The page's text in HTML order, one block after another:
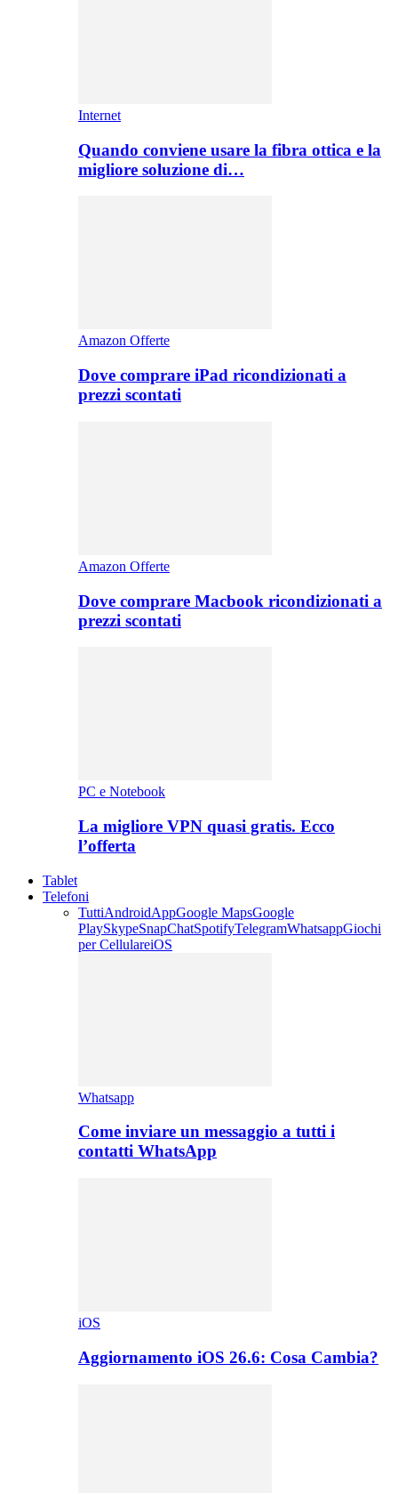
Internet
Quando conviene usare la fibra ottica e la
migliore soluzione di…
Amazon Offerte
Dove comprare iPad ricondizionati a
prezzi scontati
Amazon Offerte
Dove comprare Macbook ricondizionati a
prezzi scontati
PC e Notebook
La migliore VPN quasi gratis. Ecco
l’offerta
Tablet
Telefoni
TuttiAndroidAppGoogle MapsGoogle
PlaySkypeSnapChatSpotifyTelegramWhatsappGiochi
per CellulareiOS
Whatsapp
Come inviare un messaggio a tutti i
contatti WhatsApp
iOS
Aggiornamento iOS 26.6: Cosa Cambia?